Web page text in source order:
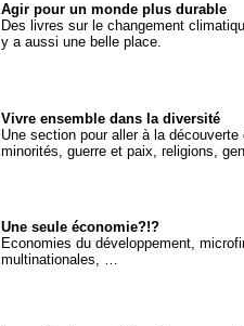
Agir pour un monde plus durable
Des livres sur le changement
y a aussi une belle place.
Vivre ensemble dans la diversité
Une section pour aller à la
minorités, guerre et paix, religions,
Une seule économie?!?
Economies du développement,
multinationales, …